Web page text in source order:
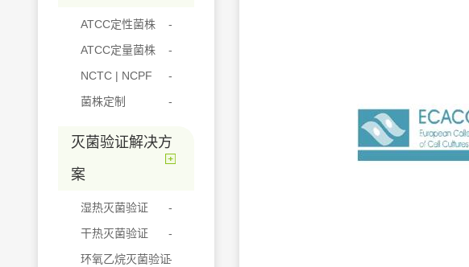
ATCC定性菌株
ATCC定量菌株
NCTC | NCPF
菌株定制
灭菌验证解决方
案
湿热灭菌验证
干热灭菌验证
环氧乙烷灭菌验证